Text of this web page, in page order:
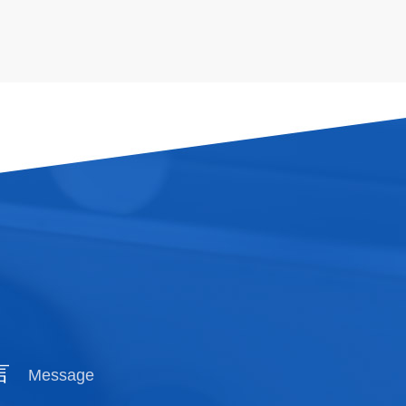
Message